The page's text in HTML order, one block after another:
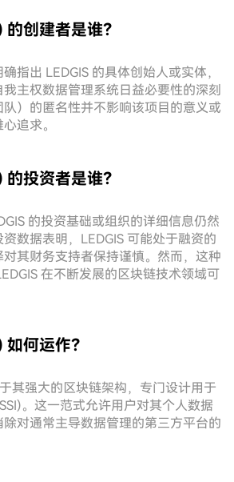
创建者是谁？
指出 LEDGIS 的具体创始人或实体，
主权数据管理系统日益必要性的深刻
）的匿名性并不影响该项目的意义或
追求。
投资者是谁？
的投资基础或组织的详细信息仍然
数据表明，LEDGIS 可能处于融资的
其财务支持者保持谨慎。然而，这种
在不断发展的区块链技术领域可
何运作？
其强大的区块链架构，专门设计用于
。这一范式允许用户对其个人数据
对通常主导数据管理的第三方平台的